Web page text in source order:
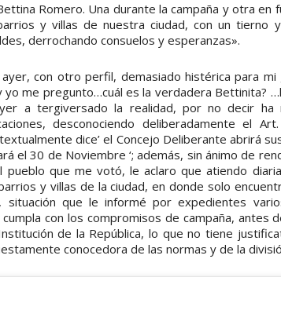
Romero. Una durante la campaña y otra en
y villas de nuestra ciudad, con un tierno
derrochando consuelos y esperanzas».
con otro perfil, demasiado histérica para mi
me pregunto…cuál es la verdadera Bettinita?
a tergiversado la realidad, por no decir ha
desconociendo deliberadamente el
dice’ el Concejo Deliberante abrirá
el 30 de Noviembre ‘; además, sin ánimo de
pueblo que me votó, le aclaro que atiendo
y villas de la ciudad, en donde solo
situación que le informé por expedientes
con los compromisos de campaña, antes
de la República, lo que no tiene
conocedora de las normas y de la